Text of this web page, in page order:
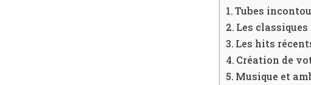
Tubes
Les
Les hits
Création de
Musique et